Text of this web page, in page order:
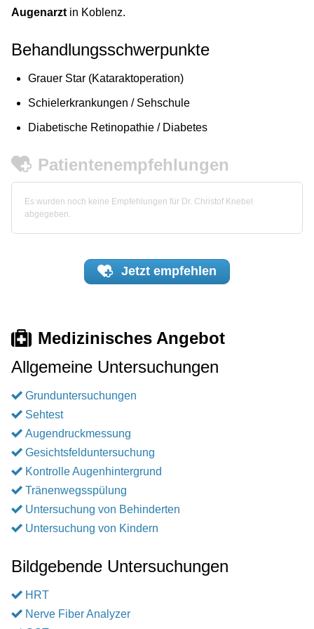
Augenarzt in Koblenz.
Behandlungsschwerpunkte
Grauer Star (Kataraktoperation)
Schielerkrankungen / Sehschule
Diabetische Retinopathie / Diabetes
Patientenempfehlungen
Es wurden noch keine Empfehlungen für Dr. Christof Knebel
abgegeben.
Jetzt empfehlen
Medizinisches Angebot
Allgemeine Untersuchungen
Grunduntersuchungen
Sehtest
Augendruckmessung
Gesichtsfelduntersuchung
Kontrolle Augenhintergrund
Tränenwegsspülung
Untersuchung von Behinderten
Untersuchung von Kindern
Bildgebende Untersuchungen
HRT
Nerve Fiber Analyzer